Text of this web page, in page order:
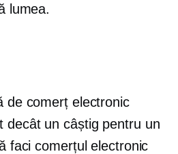
lumea.
de comerț electronic
decât un câștig pentru un
faci comerțul electronic